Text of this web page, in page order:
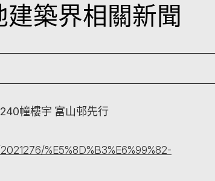
築界相關新聞
幢樓宇 富山邨先行
%E5%8D%B3%E6%99%82-